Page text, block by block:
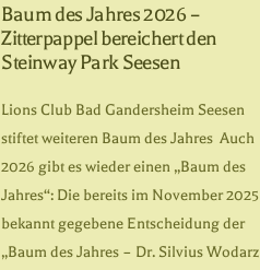
Baum des Jahres 2026 –
Zitterpappel bereichert den
Steinway Park Seesen
Lions Club Bad Gandersheim Seesen
stiftet weiteren Baum des Jahres Auch
2026 gibt es wieder einen „Baum des
Jahres“: Die bereits im November 2025
bekannt gegebene Entscheidung der
„Baum des Jahres – Dr. Silvius Wodarz